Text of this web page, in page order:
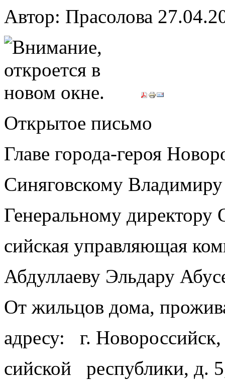
Автор: Прасолова
Открытое письмо
Главе города-героя
Синяговскому
Генеральному
сийская управляющая
Абдуллаеву Эльдару
От жильцов дома,
адресу: г.
сийской республики, д.